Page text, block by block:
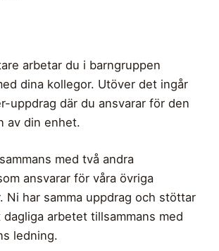
arbetar du i barngruppen
dina kollegor. Utöver det ingår
uppdrag där du ansvarar för den
av din enhet.
med två andra
ansvarar för våra övriga
Ni har samma uppdrag och stöttar
arbetet tillsammans med
ledning.